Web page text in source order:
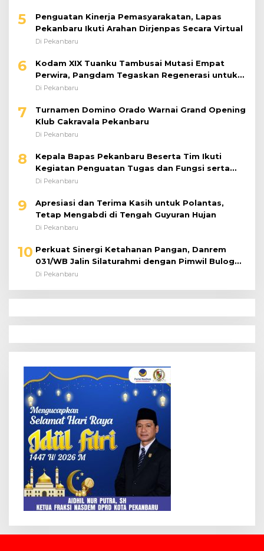
5
Penguatan Kinerja Pemasyarakatan, Lapas
Pekanbaru Ikuti Arahan Dirjenpas Secara Virtual
Di Pekanbaru
6
Kodam XIX Tuanku Tambusai Mutasi Empat
Perwira, Pangdam Tegaskan Regenerasi untuk
Perkuat Kinerja Satuan
Di Pekanbaru
7
Turnamen Domino Orado Warnai Grand Opening
Klub Cakravala Pekanbaru
Di Pekanbaru
8
Kepala Bapas Pekanbaru Beserta Tim Ikuti
Kegiatan Penguatan Tugas dan Fungsi serta
Paparan Penempatan WBP ke Lapas Terbuka
Di Pekanbaru
9
Apresiasi dan Terima Kasih untuk Polantas,
Tetap Mengabdi di Tengah Guyuran Hujan
Di Pekanbaru
10 Perkuat Sinergi Ketahanan Pangan, Danrem
031/WB Jalin Silaturahmi dengan Pimwil Bulog
Riau dan Kepri
Di Pekanbaru